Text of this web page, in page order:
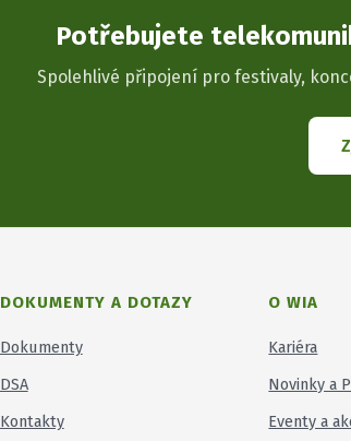
Potřebujete
Spolehlivé připojení pro festivaly,
DOKUMENTY A DOTAZY
Dokumenty
DSA
Kontakty
O WIA
Kariéra
Novinky a
Eventy a